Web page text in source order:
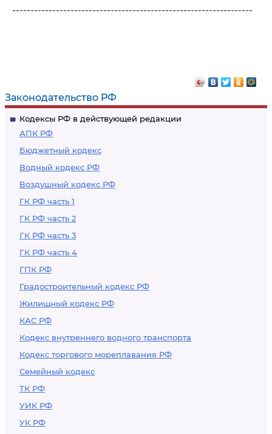
Законодательство РФ
Кодексы РФ в действующей редакции
АПК РФ
Бюджетный кодекс
Водный кодекс РФ
Воздушный кодекс РФ
ГК РФ часть 1
ГК РФ часть 2
ГК РФ часть 3
ГК РФ часть 4
ГПК РФ
Градостроительный кодекс РФ
Жилищный кодекс РФ
КАС РФ
Кодекс внутреннего водного транспорта
Кодекс торгового мореплавания РФ
Семейный кодекс
ТК РФ
УИК РФ
УК РФ
------------------------------------------------------------------